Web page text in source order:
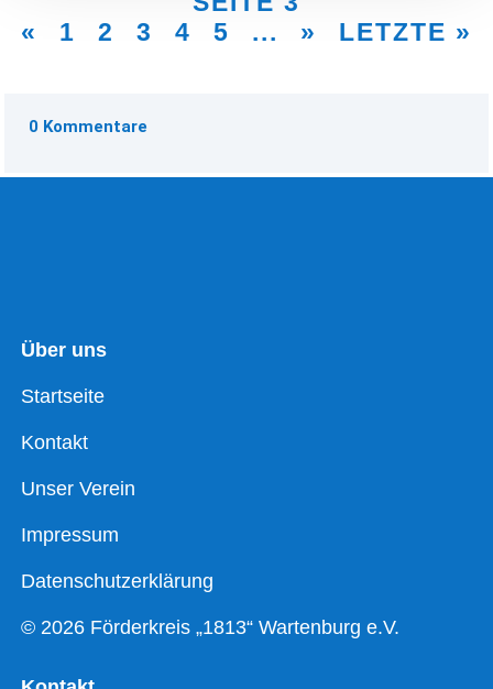
«
1 2 3 4 5 ... » LETZTE »
0 Kommentare
Über uns
Startseite
Kontakt
Unser Verein
Impressum
Datenschutzerklärung
© 2026 Förderkreis „1813“ Wartenburg e.V.